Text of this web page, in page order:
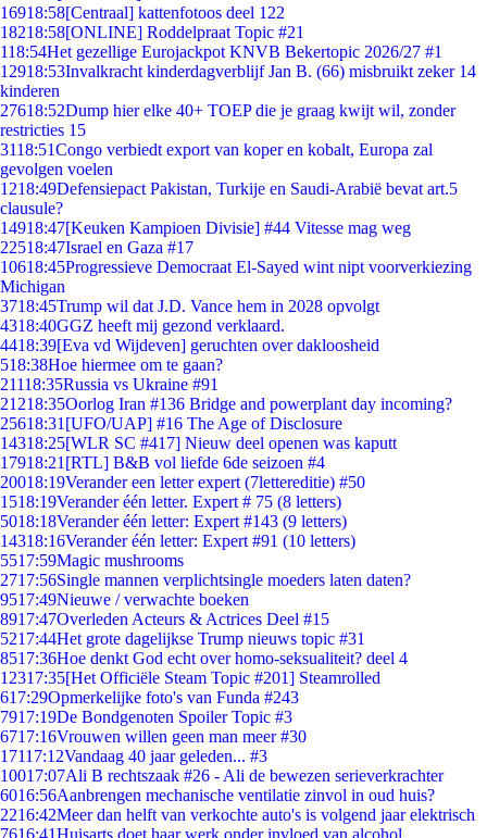
16918:58[Centraal] kattenfotoos deel 122
18218:58[ONLINE] Roddelpraat Topic #21
118:54Het gezellige Eurojackpot KNVB Bekertopic 2026/27 #1
12918:53Invalkracht kinderdagverblijf Jan B. (66) misbruikt zeker 14
kinderen
27618:52Dump hier elke 40+ TOEP die je graag kwijt wil, zonder
restricties 15
3118:51Congo verbiedt export van koper en kobalt, Europa zal
gevolgen voelen
1218:49Defensiepact Pakistan, Turkije en Saudi-Arabië bevat art.5
clausule?
14918:47[Keuken Kampioen Divisie] #44 Vitesse mag weg
22518:47Israel en Gaza #17
10618:45Progressieve Democraat El-Sayed wint nipt voorverkiezing
Michigan
3718:45Trump wil dat J.D. Vance hem in 2028 opvolgt
4318:40GGZ heeft mij gezond verklaard.
4418:39[Eva vd Wijdeven] geruchten over dakloosheid
518:38Hoe hiermee om te gaan?
21118:35Russia vs Ukraine #91
21218:35Oorlog Iran #136 Bridge and powerplant day incoming?
25618:31 [UFO/UAP] #16 The Age of Disclosure
14318:25[WLR SC #417] Nieuw deel openen was kaputt
17918:21 [RTL] B&B vol liefde 6de seizoen #4
20018:19Verander een letter expert (7lettereditie) #50
1518:19Verander één letter. Expert # 75 (8 letters)
5018:18Verander één letter: Expert #143 (9 letters)
14318:16Verander één letter: Expert #91 (10 letters)
5517:59Magic mushrooms
2717:56Single mannen verplichtsingle moeders laten daten?
9517:49Nieuwe / verwachte boeken
8917:47Overleden Acteurs & Actrices Deel #15
5217:44Het grote dagelijkse Trump nieuws topic #31
8517:36Hoe denkt God echt over homo-seksualiteit? deel 4
12317:35[Het Officiële Steam Topic #201] Steamrolled
617:29Opmerkelijke foto's van Funda #243
7917:19De Bondgenoten Spoiler Topic #3
6717:16Vrouwen willen geen man meer #30
17117:12Vandaag 40 jaar geleden... #3
10017:07Ali B rechtszaak #26 - Ali de bewezen serieverkrachter
6016:56Aanbrengen mechanische ventilatie zinvol in oud huis?
2216:42Meer dan helft van verkochte auto's is volgend jaar elektrisch
7616:41Huisarts doet haar werk onder invloed van alcohol